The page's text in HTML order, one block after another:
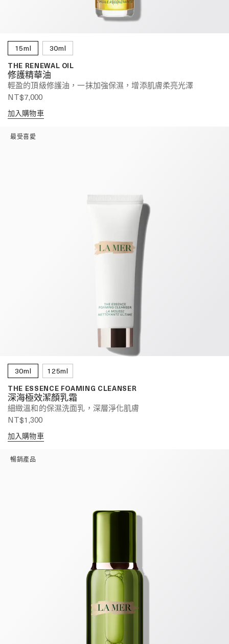
15ml 30ml
THE RENEWAL OIL
修護精華油
輕盈的頂級修護油，一抹加強保濕，增添肌膚柔亮光澤
NT$7,000
加入購物車
最受喜愛
30ml 125ml
THE ESSENCE FOAMING CLEANSER
深海極效潔顏乳霜
細緻溫和的保濕洗面乳，深層淨化肌膚
NT$1,300
加入購物車
暢銷產品